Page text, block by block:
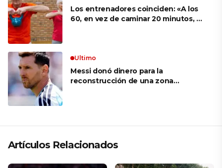
Los entrenadores coinciden: «A los
60, en vez de caminar 20 minutos, es
Ultimo
Messi donó dinero para la
reconstrucción de una zona
Artículos Relacionados